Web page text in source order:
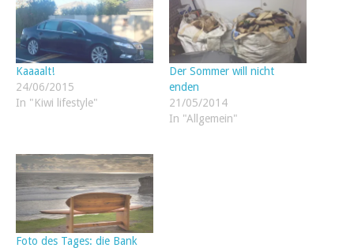
Kaaaalt!
24/06/2015
In "Kiwi lifestyle"
Der Sommer will nicht
enden
21/05/2014
In "Allgemein"
Foto des Tages: die Bank